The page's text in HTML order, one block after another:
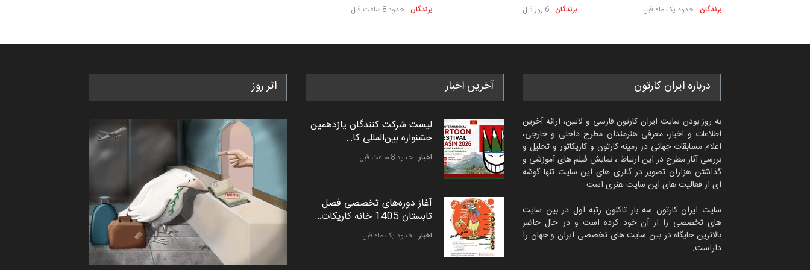
برندگان حدود 8 ساعت قبل برندگان 6 روز قبل برندگان حدود یک ماه قبل
مسابقه بین‌المللی کارتون آیدین
مسابقۀ بین‌المللی کارتون و
کاریکاتور «البغلی…
مهلت 3 ماه دیگر
پنجمین مسابقۀ بین‌المللی کارتون
CARTUNION ، …
مهلت 3 ماه دیگر
درباره ایران کارتون
به روز بودن سایت ایران کارتون فارسی و لاتین، ارائه آخرین
اطلاعات و اخبار، معرفی هنرمندان مطرح داخلی و خارجی،
اعلام مسابقات جهانی در زمینه کارتون و کاریکاتور و تحلیل و
بررسی آثار مطرح در این ارتباط ، نمایش فیلم های آموزشی و
گذاشتن هزاران تصویر در گالری های این سایت تنها گوشه
ای از فعالیت های این سایت هنری است.
سایت ایران کارتون سه بار تاکنون رتبه اول در بین سایت
های تخصصی را از آن خود کرده است و در حال حاضر
بالاترین جایگاه در بین سایت های تخصصی ایران و جهان را
داراست.
آخرین اخبار
لیست شرکت کنندگان یازدهمین
جشنواره بین‌المللی کا…
اخبار حدود 8 ساعت قبل
آغاز دوره‌های تخصصی فصل
تابستان 1405 خانه کاریکات…
اخبار حدود یک ماه قبل
اثر روز